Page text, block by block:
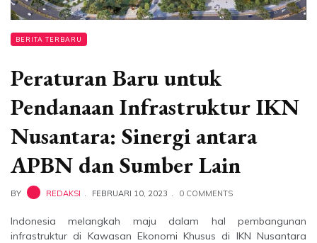
BERITA TERBARU
Peraturan Baru untuk
Pendanaan Infrastruktur IKN
Nusantara: Sinergi antara
APBN dan Sumber Lain
BY REDAKSI FEBRUARI 10, 2023 0 COMMENTS
Indonesia melangkah maju dalam hal pembangunan
infrastruktur di Kawasan Ekonomi Khusus di IKN Nusantara